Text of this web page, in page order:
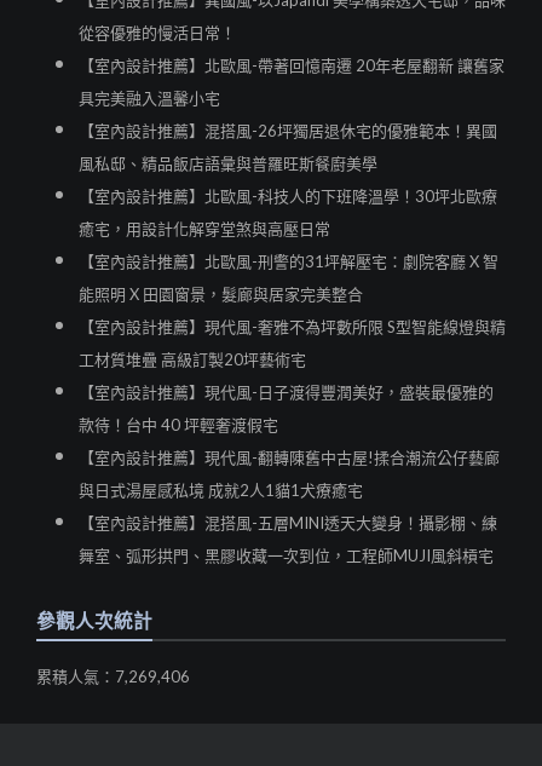
從容優雅的慢活日常！
【室內設計推薦】北歐風-帶著回憶南遷 20年老屋翻新 讓舊家
具完美融入溫馨小宅
【室內設計推薦】混搭風-26坪獨居退休宅的優雅範本！異國
風私邸、精品飯店語彙與普羅旺斯餐廚美學
【室內設計推薦】北歐風-科技人的下班降溫學！30坪北歐療
癒宅，用設計化解穿堂煞與高壓日常
【室內設計推薦】北歐風-刑警的31坪解壓宅：劇院客廳 X 智
能照明 X 田園窗景，髮廊與居家完美整合
【室內設計推薦】現代風-奢雅不為坪數所限 S型智能線燈與精
工材質堆疊 高級訂製20坪藝術宅
【室內設計推薦】現代風-日子渡得豐潤美好，盛裝最優雅的
款待！台中 40 坪輕奢渡假宅
【室內設計推薦】現代風-翻轉陳舊中古屋!揉合潮流公仔藝廊
與日式湯屋感私境 成就2人1貓1犬療癒宅
【室內設計推薦】混搭風-五層MINI透天大變身！攝影棚、練
舞室、弧形拱門、黑膠收藏一次到位，工程師MUJI風斜槓宅
參觀人次統計
累積人氣：7,269,406